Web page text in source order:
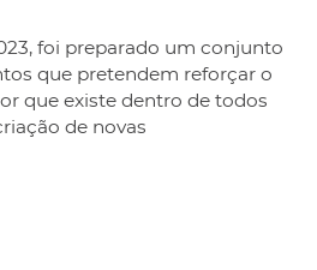
foi preparado um conjunto
que pretendem reforçar o
que existe dentro de todos
de novas